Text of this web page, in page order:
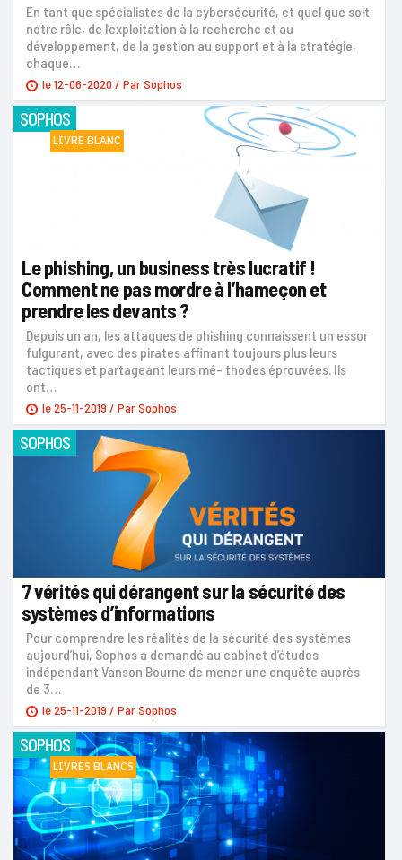
En tant que spécialistes de la cybersécurité, et quel que soit
notre rôle, de l’exploitation à la recherche et au
développement, de la gestion au support et à la stratégie,
chaque…
le12-06-2020 / ParSophos
SOPHOS
LIVRE BLANC
Le phishing, un business très lucratif !
Comment ne pas mordre à l’hameçon et
prendre les devants ?
Depuis un an, les attaques de phishing connaissent un essor
fulgurant, avec des pirates affinant toujours plus leurs
tactiques et partageant leurs mé- thodes éprouvées. Ils
ont…
le25-11-2019 / ParSophos
SOPHOS
7 vérités qui dérangent sur la sécurité des
systèmes d’informations
Pour comprendre les réalités de la sécurité des systèmes
aujourd’hui, Sophos a demandé au cabinet d’études
indépendant Vanson Bourne de mener une enquête auprès
de 3…
le25-11-2019 / ParSophos
SOPHOS
LIVRES BLANCS